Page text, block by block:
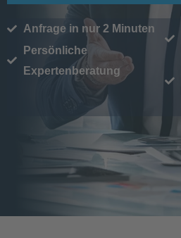
Anfrage in nur 2 Minuten
Persönliche
Expertenberatung